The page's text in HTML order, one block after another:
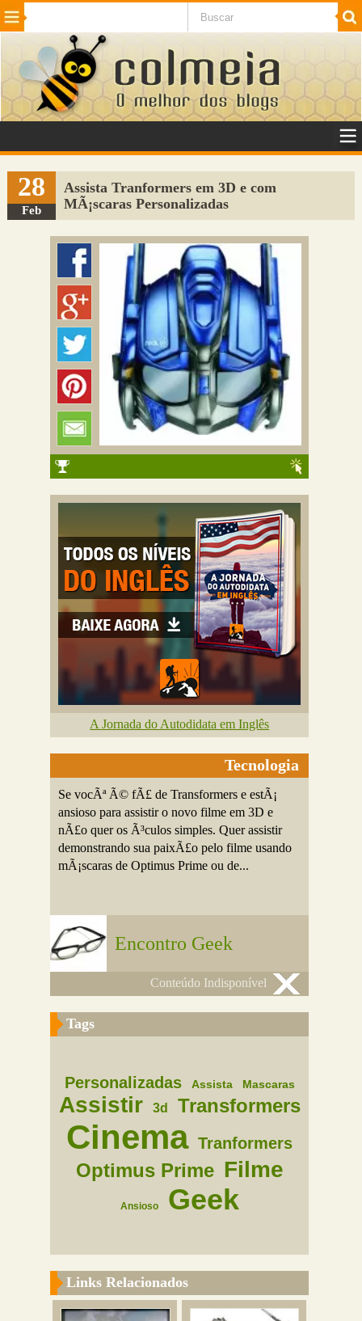
Beleza Cinema e TV
Internet Jogos NotÃ­cias SaÃºde
VeÃ­culos Adulto
Sugerir Link
Adicionar Blog
Colmeia Exchange
28
Feb
Assista Tranformers em 3D e com
MÃ¡scaras Personalizadas
A Jornada do Autodidata em Inglês
Tecnologia
Se vocÃª Ã© fÃ£ de Transformers e estÃ¡
ansioso para assistir o novo filme em 3D e
nÃ£o quer os Ã³culos simples. Quer assistir
demonstrando sua paixÃ£o pelo filme usando
mÃ¡scaras de Optimus Prime ou de...
Encontro Geek
Conteúdo Indisponível
Tags
Personalizadas Assista Mascaras
Assistir 3d Transformers
Cinema Tranformers
Optimus Prime Filme
Ansioso Geek
Links Relacionados